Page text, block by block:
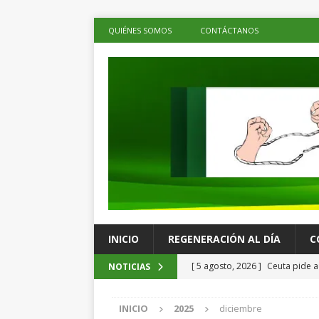
QUIÉNES SOMOS CONTÁCTANOS
INICIO REGENERACIÓN AL DÍA
NOTICIAS [ 5 agosto, 2026 ] Ceuta pide
[ 5 agosto, 2026 ]
INICIO 2025 diciembre